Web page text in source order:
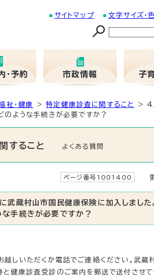
サイトマップ 文字サイズ・
祉・健康 >特定健康診査に関すること
> 4
のような手続きが必要ですか？
すること よくある質問
ページ番号1001400 更
武蔵村山市国民健康保険に加入しました
な手続きが必要ですか？
しいただくか電話でご連絡ください。武蔵
と健康診査受診のご案内を郵送で送付させて